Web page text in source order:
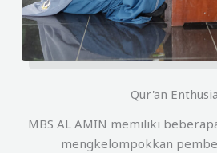
Qur'an
MBS AL AMIN memiliki
mengkelompokkan